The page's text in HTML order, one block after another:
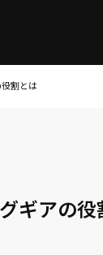
割とは
ギアの役